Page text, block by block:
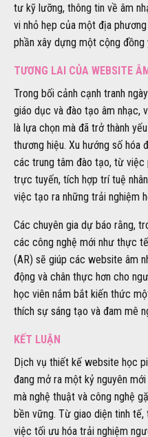
tư kỹ lưỡng, thông tin về âm
vi nhỏ hẹp của một địa
phần xây dựng một cộng đồng
TƯƠNG LAI CỦA WEBSITE
Trong bối cảnh cạnh tranh
giáo dục và đào tạo âm nhạc,
là lựa chọn mà đã trở thành
thương hiệu. Xu hướng số hóa
các trung tâm đào tạo, từ
trực tuyến, tích hợp trí tuệ
việc tạo ra những trải nghiệm
Các chuyên gia dự báo rằng,
các công nghệ mới như thực
(AR) sẽ giúp các website âm
động và chân thực hơn cho
học viên nắm bắt kiến thức
thích sự sáng tạo và đam mê
KẾT LUẬN
Dịch vụ thiết kế website học
đang mở ra một kỷ nguyên
mà nghệ thuật và công nghệ
bền vững. Từ giao diện tinh tế,
việc tối ưu hóa trải nghiệm